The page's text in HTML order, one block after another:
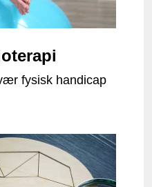
fysisk handicap